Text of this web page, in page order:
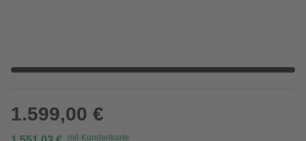
1.599,00 €
mit Kundenkarte